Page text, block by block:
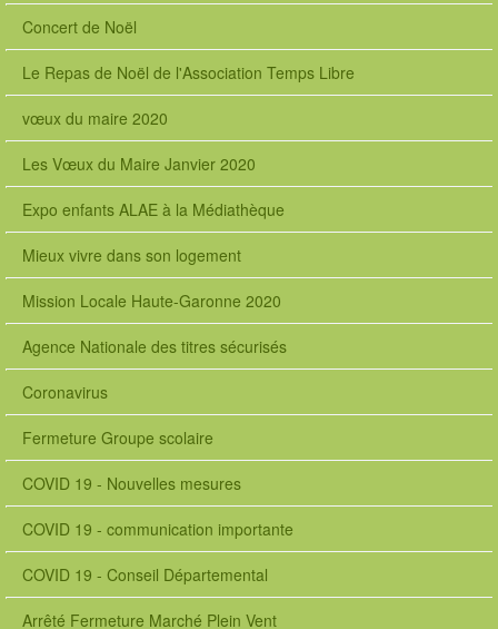
Concert de Noël
Le Repas de Noël de l'Association Temps Libre
vœux du maire 2020
Les Vœux du Maire Janvier 2020
Expo enfants ALAE à la Médiathèque
Mieux vivre dans son logement
Mission Locale Haute-Garonne 2020
Agence Nationale des titres sécurisés
Coronavirus
Fermeture Groupe scolaire
COVID 19 - Nouvelles mesures
COVID 19 - communication importante
COVID 19 - Conseil Départemental
Arrêté Fermeture Marché Plein Vent